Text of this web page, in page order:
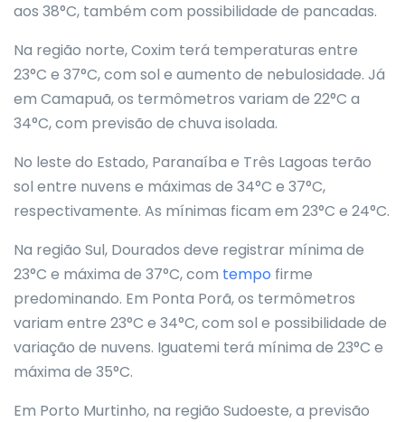
aos 38°C, também com possibilidade de pancadas.
Na região norte, Coxim terá temperaturas entre
23°C e 37°C, com sol e aumento de nebulosidade. Já
em Camapuã, os termômetros variam de 22°C a
34°C, com previsão de chuva isolada.
No leste do Estado, Paranaíba e Três Lagoas terão
sol entre nuvens e máximas de 34°C e 37°C,
respectivamente. As mínimas ficam em 23°C e 24°C.
Na região Sul, Dourados deve registrar mínima de
23°C e máxima de 37°C, com tempo firme
predominando. Em Ponta Porã, os termômetros
variam entre 23°C e 34°C, com sol e possibilidade de
variação de nuvens. Iguatemi terá mínima de 23°C e
máxima de 35°C.
Em Porto Murtinho, na região Sudoeste, a previsão